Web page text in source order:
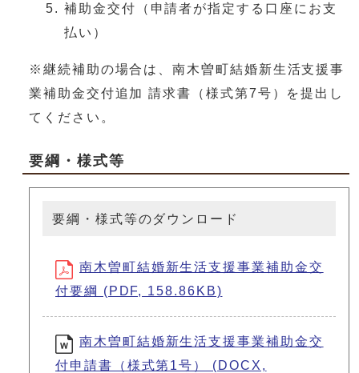
補助金交付（申請者が指定する口座にお支
払い）
※継続補助の場合は、南木曽町結婚新生活支援事
業補助金交付追加 請求書（様式第7号）を提出し
てください。
要綱・様式等
要綱・様式等のダウンロード
南木曽町結婚新生活支援事業補助金交
付要綱 (PDF, 158.86KB)
南木曽町結婚新生活支援事業補助金交
付申請書（様式第1号） (DOCX,